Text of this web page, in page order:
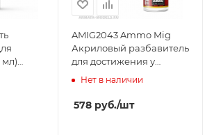
мл)
AMIG2043 Ammo Mig
Акриловый разбавитель
для достижения у
краски
эффекта ( матовый)
TRANSPARATOR MATE 60
Нет в наличии
578 руб./шт